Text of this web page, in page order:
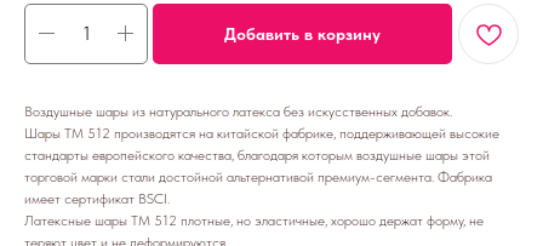
Добавить в корзину
Воздушные шары из натурального латекса без искусственных добавок.
Шары ТМ 512 производятся на китайской фабрике, поддерживающей высокие
стандарты европейского качества, благодаря которым воздушные шары этой
торговой марки стали достойной альтернативой премиум-сегмента. Фабрика
имеет сертификат BSCI.
Латексные шары ТМ 512 плотные, но эластичные, хорошо держат форму, не
теряют цвет и не деформируются.